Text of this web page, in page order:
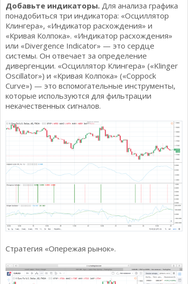
Добавьте индикаторы. Для анализа графика
понадобиться три индикатора: «Осциллятор
Клингера», «Индикатор расхождения» и
«Кривая Колпока». «Индикатор расхождения»
или «Divergence Indicator» — это сердце
системы. Он отвечает за определение
дивергенции. «Осциллятор Клингера» («Klinger
Oscillator») и «Кривая Колпока» («Coppock
Curve») — это вспомогательные инструменты,
которые используются для фильтрации
некачественных сигналов.
Стратегия «Опережая рынок».